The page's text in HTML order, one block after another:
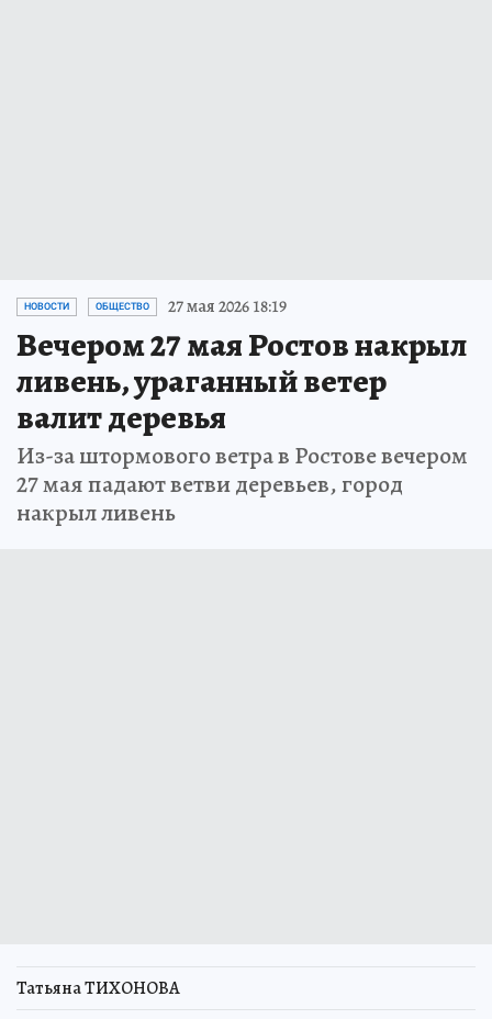
НОВОСТИ ОБЩЕСТВО 27 мая 2026 18:19
Вечером 27 мая Ростов накрыл
ливень, ураганный ветер
валит деревья
Из-за штормового ветра в Ростове вечером
27 мая падают ветви деревьев, город
накрыл ливень
Татьяна ТИХОНОВА